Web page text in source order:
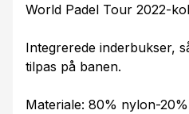
World Padel Tour 2022-
Integrerede inderbukser,
tilpas på banen.
Materiale: 80% nylon-